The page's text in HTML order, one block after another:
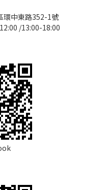
環中東路352-1號
/13:00-18:00